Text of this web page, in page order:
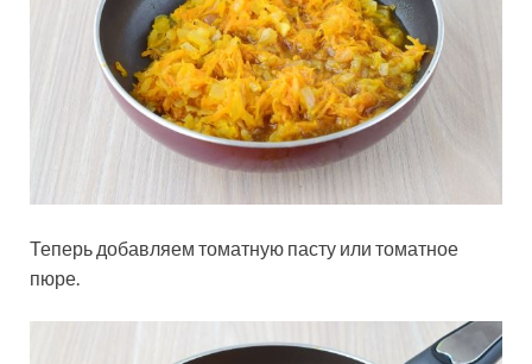
Теперь добавляем томатную пасту или томатное
пюре.